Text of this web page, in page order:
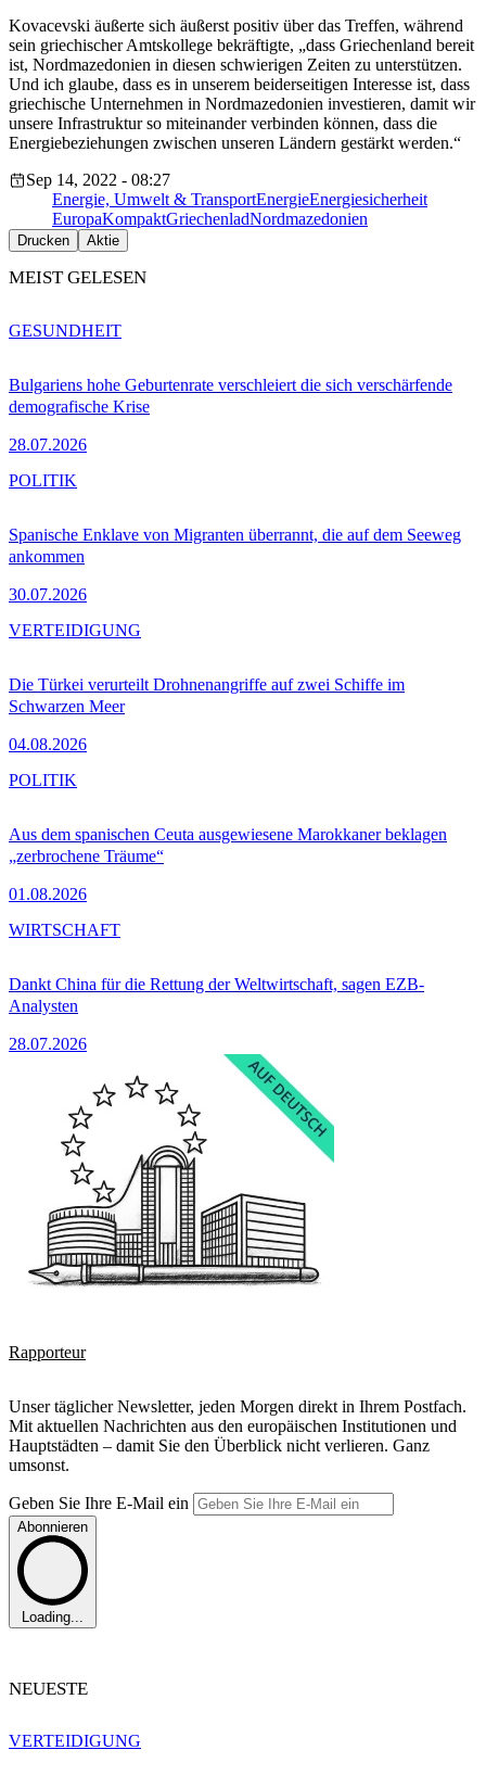
Kovacevski äußerte sich äußerst positiv über das Treffen, während
sein griechischer Amtskollege bekräftigte, „dass Griechenland bereit
ist, Nordmazedonien in diesen schwierigen Zeiten zu unterstützen.
Und ich glaube, dass es in unserem beiderseitigen Interesse ist, dass
griechische Unternehmen in Nordmazedonien investieren, damit wir
unsere Infrastruktur so miteinander verbinden können, dass die
Energiebeziehungen zwischen unseren Ländern gestärkt werden.“
Sep 14, 2022 - 08:27
Energie, Umwelt & TransportEnergieEnergiesicherheit
EuropaKompaktGriechenladNordmazedonien
Drucken Aktie
MEIST GELESEN
Bulgariens hohe Geburtenrate verschleiert die sich verschärfende
demografische Krise
28.07.2026
GESUNDHEIT
Spanische Enklave von Migranten überrannt, die auf dem Seeweg
ankommen
30.07.2026
POLITIK
Die Türkei verurteilt Drohnenangriffe auf zwei Schiffe im
Schwarzen Meer
04.08.2026
VERTEIDIGUNG
Aus dem spanischen Ceuta ausgewiesene Marokkaner beklagen
„zerbrochene Träume“
01.08.2026
POLITIK
Dankt China für die Rettung der Weltwirtschaft, sagen EZB-
Analysten
28.07.2026
WIRTSCHAFT
Rapporteur
Unser täglicher Newsletter, jeden Morgen direkt in Ihrem Postfach.
Mit aktuellen Nachrichten aus den europäischen Institutionen und
Hauptstädten – damit Sie den Überblick nicht verlieren. Ganz
umsonst.
Geben Sie Ihre E-Mail ein
Abonnieren
Loading...
NEUESTE
VERTEIDIGUNG